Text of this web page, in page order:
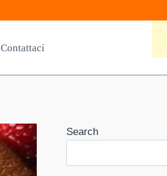
Contattaci
Search